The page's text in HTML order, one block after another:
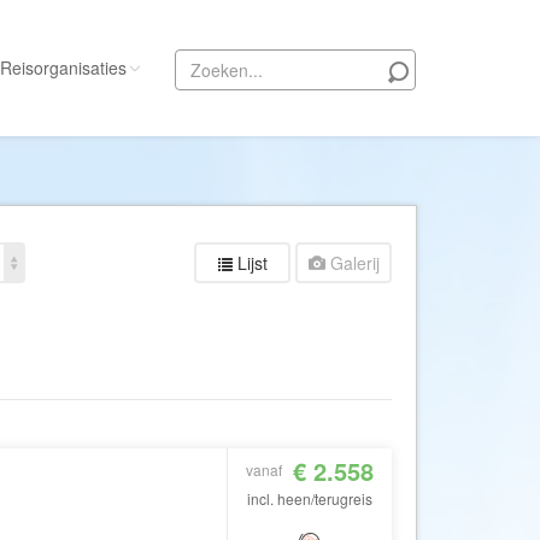
Reisorganisaties
333travel
Ado Travel
Lijst Galerij
vanaf € 2.558
incl. heen/terugreis